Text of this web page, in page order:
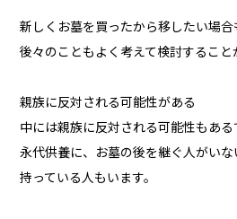
新しくお墓を買ったから移したい場合
後々のこともよく考えて検討すること
親族に反対される可能性がある
中には親族に反対される可能性もある
永代供養に、お墓の後を継ぐ人がい
持っている人もいます。